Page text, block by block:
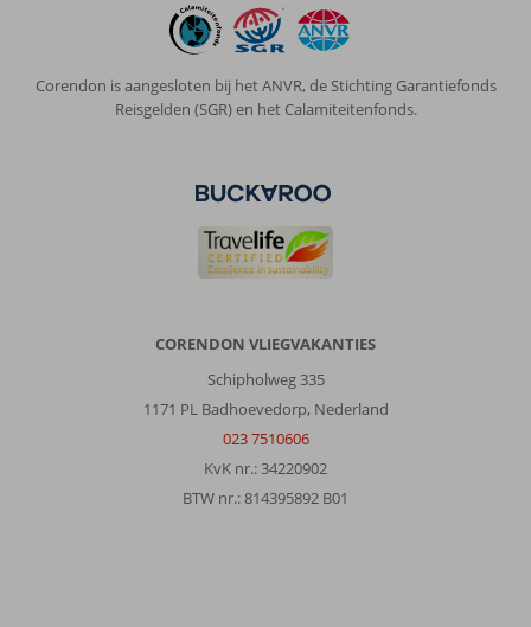
Corendon is aangesloten bij het ANVR, de Stichting Garantiefonds
Reisgelden (SGR) en het Calamiteitenfonds.
CORENDON VLIEGVAKANTIES
Schipholweg 335
1171 PL Badhoevedorp, Nederland
023 7510606
KvK nr.: 34220902
BTW nr.: 814395892 B01